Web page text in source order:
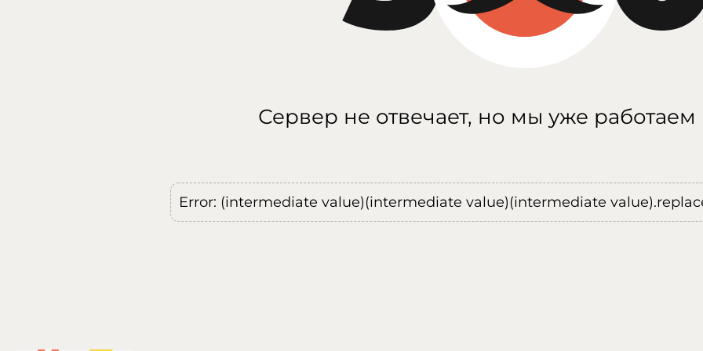
Сервер не отвечает, но мы уже работаем
Error: (intermediate value)(intermediate value)(intermediate